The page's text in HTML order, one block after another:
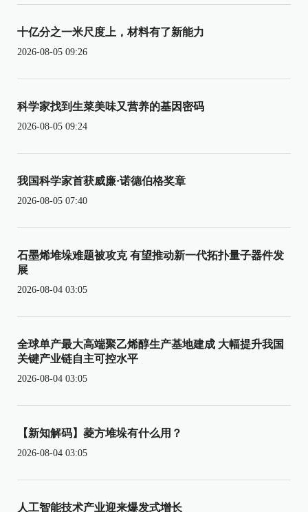
十亿分之一米尺度上，材料有了新能力
2026-08-05 09:26
科学家找到生菜美味又营养的基因密码
2026-08-05 09:24
我国科学家首获威廉·诺德伯格奖章
2026-08-05 07:40
石墨烯堆垛难题被攻克 有望推动新一代拓扑量子器件发
展
2026-08-04 03:05
全球单产最大高端聚乙烯醇生产基地建成 大幅提升我国
关键产业链自主可控水平
2026-08-04 03:05
【新知解码】菱方堆垛有什么用？
2026-08-04 03:05
人工智能技术产业迎来爆发式增长